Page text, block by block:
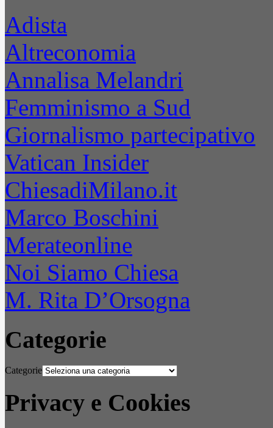
Adista
Altreconomia
Annalisa Melandri
Femminismo a Sud
Giornalismo partecipativo
Vatican Insider
ChiesadiMilano.it
Marco Boschini
Merateonline
Noi Siamo Chiesa
M. Rita D’Orsogna
Categorie
Categorie
Privacy e Cookies